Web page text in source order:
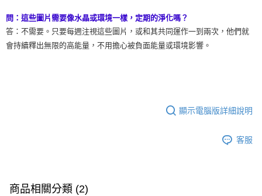
問：這些圖片需要像水晶或環境一樣，定期的淨化嗎？
答：不需要。只要每週注視這些圖片，或和其共同運作一到兩次，他們就
會持續釋出無限的高能量，不用擔心被負面能量或環境影響。
顯示電腦版詳細說明
客服
商品相關分類 (2)